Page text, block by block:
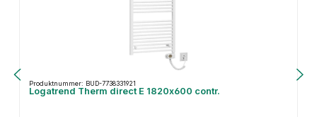
Produktnummer: BUD-7738331921
Logatrend Therm direct E 1820x600 contr.